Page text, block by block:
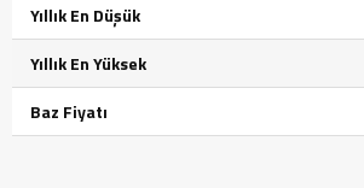
Yıllık En Düşük
Yıllık En Yüksek
Baz Fiyatı